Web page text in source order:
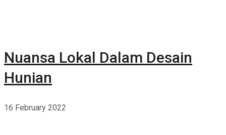
Nuansa Lokal Dalam Desain
Hunian
16 February 2022